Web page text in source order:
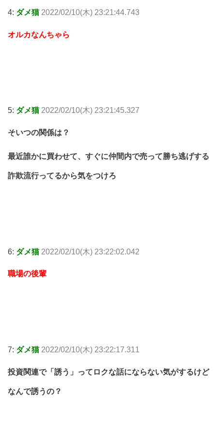
4: ダメ猫 2022/02/10(木) 23:21:44.743
オルカなんちゃら
5: ダメ猫 2022/02/10(木) 23:21:45.327
そいつの関係は？
最近誰かに買わせて、すぐに仲間内で売って勝ち逃げする
詐欺流行ってるから気をつけろ
6: ダメ猫 2022/02/10(木) 23:22:02.042
職場の後輩
7: ダメ猫 2022/02/10(木) 23:22:17.311
投資関連で「誘う」ってロクな話にならない気がするけど
なんで誘うの？